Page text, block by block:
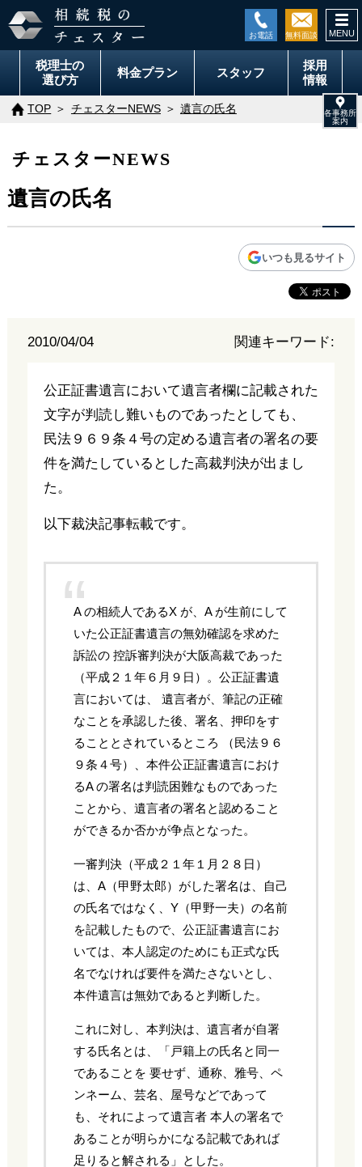
税理士の
選び方
料金プラン スタッフ
採用
情報
TOP チェスターNEWS 遺言の氏名
チェスターNEWS
遺言の氏名
いつも見るサイト
2010/04/04 関連キーワード:
公正証書遺言において遺言者欄に記載された
文字が判読し難いものであったとしても、
民法９６９条４号の定める遺言者の署名の要
件を満たしているとした高裁判決が出まし
た。
以下裁決記事転載です。
A の相続人であるX が、A が生前にして
いた公正証書遺言の無効確認を求めた
訴訟の 控訴審判決が大阪高裁であった
（平成２１年６月９日）。公正証書遺
言においては、 遺言者が、筆記の正確
なことを承認した後、署名、押印をす
ることとされているところ （民法９６
９条４号）、本件公正証書遺言におけ
るA の署名は判読困難なものであった
ことから、遺言者の署名と認めること
ができるか否かが争点となった。
一審判決（平成２１年１月２８日）
は、A（甲野太郎）がした署名は、自己
の氏名ではなく、Y（甲野一夫）の名前
を記載したもので、公正証書遺言にお
いては、本人認定のためにも正式な氏
名でなければ要件を満たさないとし、
本件遺言は無効であると判断した。
これに対し、本判決は、遺言者が自署
する氏名とは、「戸籍上の氏名と同一
であることを 要せず、通称、雅号、ペ
ンネーム、芸名、屋号などであって
も、それによって遺言者 本人の署名で
あることが明らかになる記載であれば
足りると解される」とした。